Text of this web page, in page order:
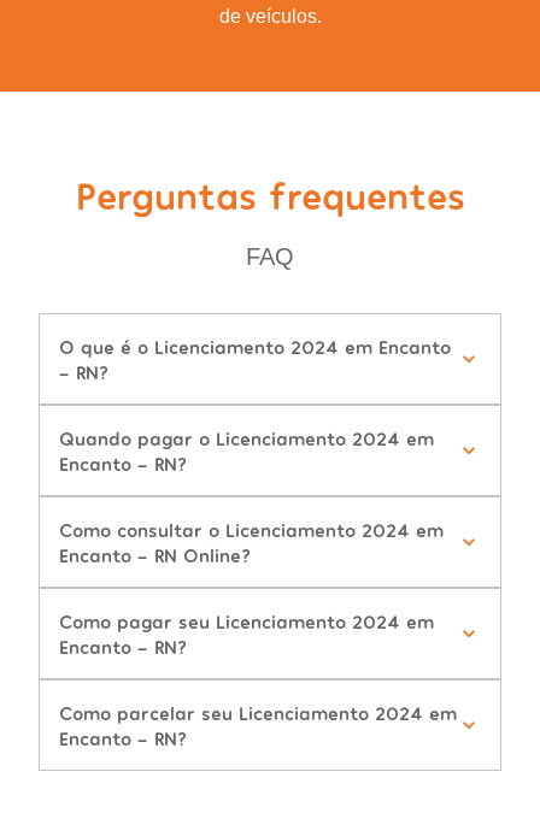
de veículos.
Perguntas frequentes
FAQ
O que é o Licenciamento 2024 em Encanto
- RN?
Quando pagar o Licenciamento 2024 em
Encanto - RN?
Como consultar o Licenciamento 2024 em
Encanto - RN Online?
Como pagar seu Licenciamento 2024 em
Encanto - RN?
Como parcelar seu Licenciamento 2024 em
Encanto - RN?